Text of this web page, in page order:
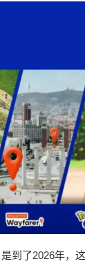
到了2026年，